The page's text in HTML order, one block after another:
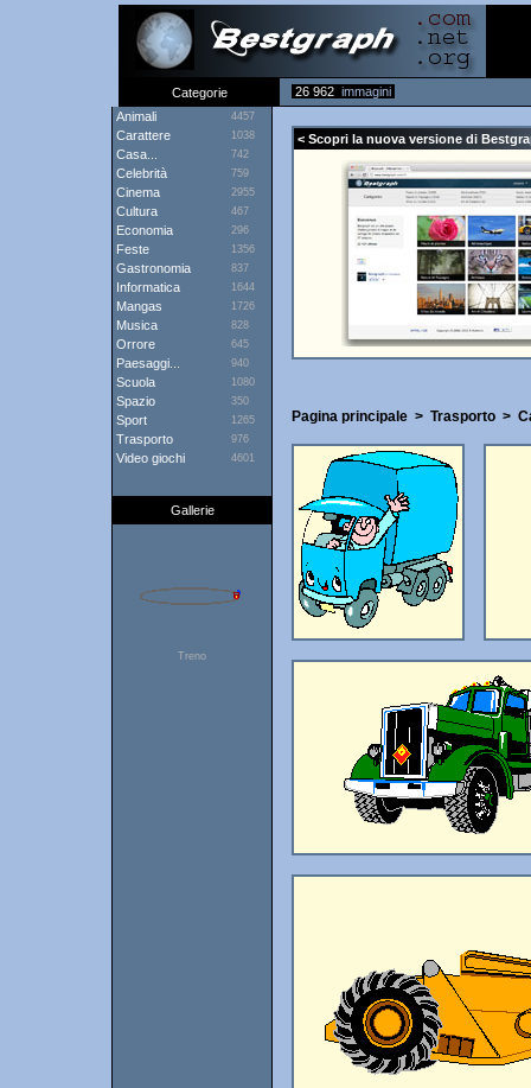
Categorie 26 962 immagini
Animali
4457
Carattere 1038
Casa... 742
Celebrità 759
Cinema 2955
Cultura 467
Economia 296
Feste 1356
Gastronomia 837
Informatica 1644
Mangas 1726
Musica 828
Orrore 645
Paesaggi... 940
Scuola 1080
Spazio 350
Sport 1265
Trasporto 976
Video giochi 4601
Gallerie
Treno
< Scopri la nuova versione di
Pagina principale > Trasporto >